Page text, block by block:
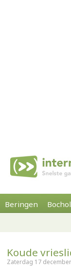
Beringen
Koude
Zaterdag 17